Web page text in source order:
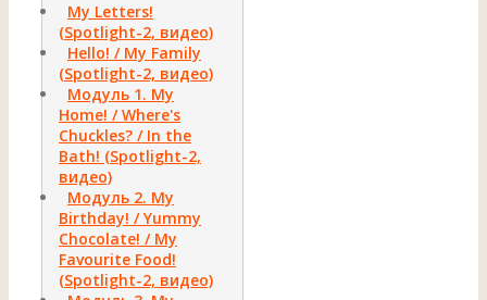
Му Letters!
(Spotlight-2, видео)
Hello! / My Family
(Spotlight-2, видео)
Модуль 1. My
Home! / Where's
Chuckles? / In the
Bath! (Spotlight-2,
видео)
Модуль 2. My
Birthday! / Yummy
Chocolate! / My
Favourite Food!
(Spotlight-2, видео)